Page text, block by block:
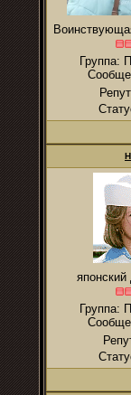
Группа:
японский
Группа: